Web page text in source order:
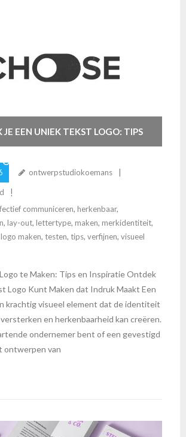
EEN UNIEK TEKST LOGO: TIPS
VAN EEN
LOGO
ontwerpstudiokoemans
communiceren, herkenbaar,
, lay-out, lettertype, maken, merkidentiteit,
maken, testen, tips, verfijnen, visueel
te Maken: Tips en Inspiratie Ontdek
Logo Kunt Maken dat Indruk Maakt Een
krachtig visueel element dat de identiteit
en herkenbaarheid kan creëren.
ondernemer bent of een gevestigd
ontwerpen van